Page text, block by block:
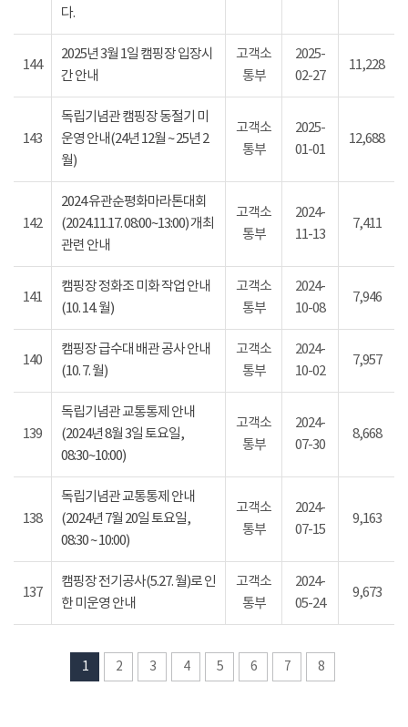
다.
144
2025년 3월 1일 캠핑장 입장시
간 안내
고객소
통부
2025-
02-27
11,228
143
독립기념관 캠핑장 동절기 미
운영 안내(24년 12월 ~ 25년 2
월)
고객소
통부
2025-
01-01
12,688
142
2024 유관순평화마라톤대회
(2024.11.17. 08:00~13:00) 개최
관련 안내
고객소
통부
2024-
11-13
7,411
141
캠핑장 정화조 미화 작업 안내
(10. 14. 월)
고객소
통부
2024-
10-08
7,946
140
캠핑장 급수대 배관 공사 안내
(10. 7. 월)
고객소
통부
2024-
10-02
7,957
139
독립기념관 교통통제 안내
(2024년 8월 3일 토요일,
08:30~10:00)
고객소
통부
2024-
07-30
8,668
138
독립기념관 교통통제 안내
(2024년 7월 20일 토요일,
08:30 ~ 10:00)
고객소
통부
2024-
07-15
9,163
137
캠핑장 전기공사(5.27. 월)로 인
한 미운영 안내
고객소
통부
2024-
05-24
9,673
1 2 3 4 5 6 7 8